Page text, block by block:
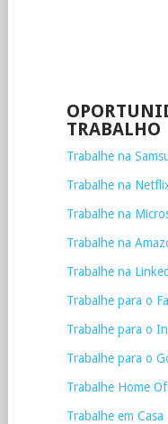
TRABALHO
Trabalhe na
Trabalhe na
Trabalhe na
Trabalhe na
Trabalhe na
Trabalhe para o
Trabalhe para o
Trabalhe para o
Trabalhe Home
Trabalhe em Casa